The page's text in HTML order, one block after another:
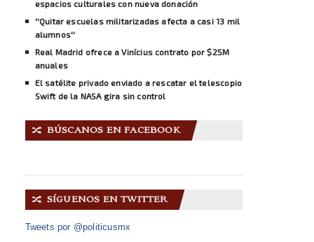
espacios culturales con nueva donación
''Quitar escuelas militarizadas afecta a casi 13 mil
alumnos''
Real Madrid ofrece a Vinícius contrato por $25M
anuales
El satélite privado enviado a rescatar el telescopio
Swift de la NASA gira sin control
🔀 BÚSCANOS EN FACEBOOK
🔀 SÍGUENOS EN TWITTER
Tweets por @politicusmx